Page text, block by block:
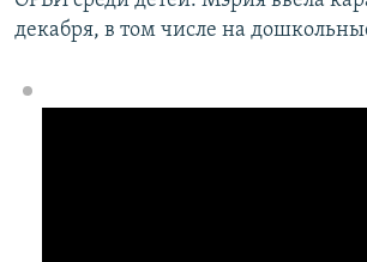
декабря, в том числе на